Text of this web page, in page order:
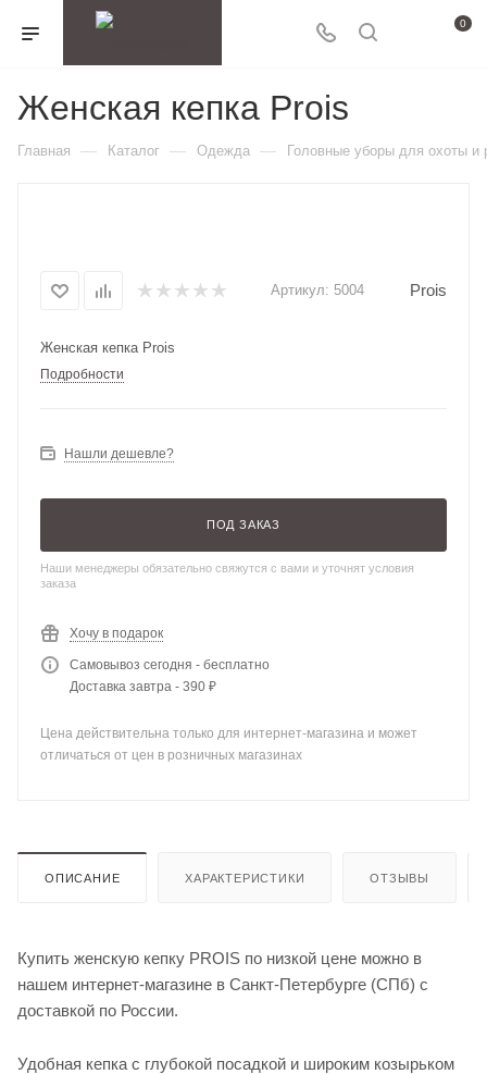
0
Женская кепка Prois
Главная — Каталог — Одежда — Головные уборы для охоты и
Артикул: 5004 Prois
Женская кепка Prois
Подробности
Нашли дешевле?
ПОД ЗАКАЗ
Наши менеджеры обязательно свяжутся с вами и уточнят условия
заказа
Хочу в подарок
Самовывоз сегодня - бесплатно
Доставка завтра - 390 ₽
Цена действительна только для интернет-магазина и может
отличаться от цен в розничных магазинах
ОПИСАНИЕ ХАРАКТЕРИСТИКИ ОТЗЫВЫ
Купить женскую кепку PROIS по низкой цене можно в
нашем интернет-магазине в Санкт-Петербурге (СПб) с
доставкой по России.
Удобная кепка с глубокой посадкой и широким козырьком